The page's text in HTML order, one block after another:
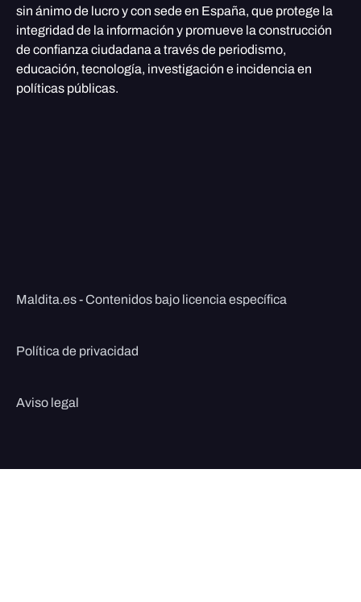
sin ánimo de lucro y con sede en España, que protege la
integridad de la información y promueve la construcción
de confianza ciudadana a través de periodismo,
educación, tecnología, investigación e incidencia en
políticas públicas.
Maldita.es - Contenidos bajo licencia específica
Política de privacidad
Aviso legal